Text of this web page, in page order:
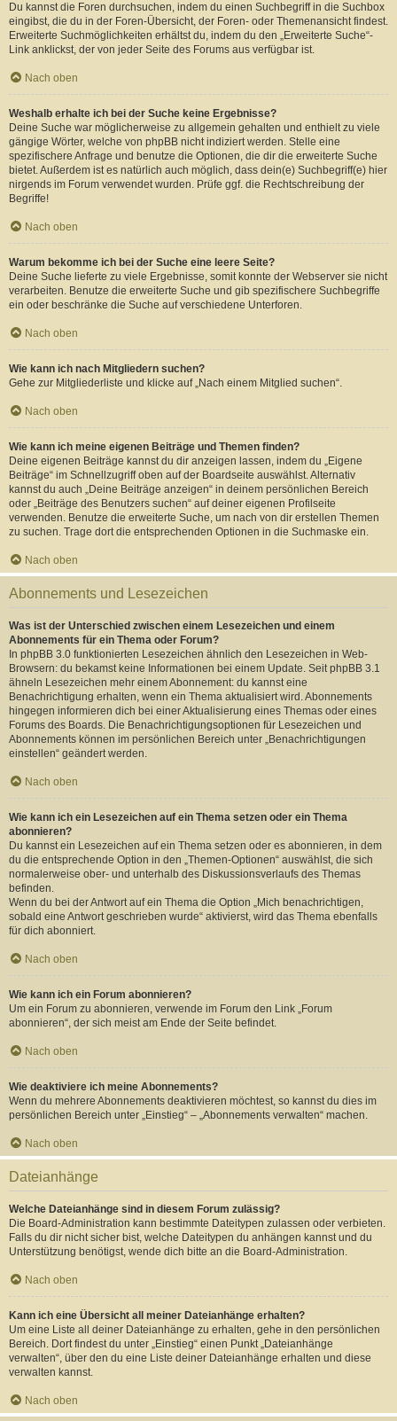
Du kannst die Foren durchsuchen, indem du einen Suchbegriff in die Suchbox
eingibst, die du in der Foren-Übersicht, der Foren- oder Themenansicht findest.
Erweiterte Suchmöglichkeiten erhältst du, indem du den „Erweiterte Suche“-
Link anklickst, der von jeder Seite des Forums aus verfügbar ist.
Nach oben
Weshalb erhalte ich bei der Suche keine Ergebnisse?
Deine Suche war möglicherweise zu allgemein gehalten und enthielt zu viele
gängige Wörter, welche von phpBB nicht indiziert werden. Stelle eine
spezifischere Anfrage und benutze die Optionen, die dir die erweiterte Suche
bietet. Außerdem ist es natürlich auch möglich, dass dein(e) Suchbegriff(e) hier
nirgends im Forum verwendet wurden. Prüfe ggf. die Rechtschreibung der
Begriffe!
Nach oben
Warum bekomme ich bei der Suche eine leere Seite?
Deine Suche lieferte zu viele Ergebnisse, somit konnte der Webserver sie nicht
verarbeiten. Benutze die erweiterte Suche und gib spezifischere Suchbegriffe
ein oder beschränke die Suche auf verschiedene Unterforen.
Nach oben
Wie kann ich nach Mitgliedern suchen?
Gehe zur Mitgliederliste und klicke auf „Nach einem Mitglied suchen“.
Nach oben
Wie kann ich meine eigenen Beiträge und Themen finden?
Deine eigenen Beiträge kannst du dir anzeigen lassen, indem du „Eigene
Beiträge“ im Schnellzugriff oben auf der Boardseite auswählst. Alternativ
kannst du auch „Deine Beiträge anzeigen“ in deinem persönlichen Bereich
oder „Beiträge des Benutzers suchen“ auf deiner eigenen Profilseite
verwenden. Benutze die erweiterte Suche, um nach von dir erstellen Themen
zu suchen. Trage dort die entsprechenden Optionen in die Suchmaske ein.
Nach oben
Abonnements und Lesezeichen
Was ist der Unterschied zwischen einem Lesezeichen und einem
Abonnements für ein Thema oder Forum?
In phpBB 3.0 funktionierten Lesezeichen ähnlich den Lesezeichen in Web-
Browsern: du bekamst keine Informationen bei einem Update. Seit phpBB 3.1
ähneln Lesezeichen mehr einem Abonnement: du kannst eine
Benachrichtigung erhalten, wenn ein Thema aktualisiert wird. Abonnements
hingegen informieren dich bei einer Aktualisierung eines Themas oder eines
Forums des Boards. Die Benachrichtigungsoptionen für Lesezeichen und
Abonnements können im persönlichen Bereich unter „Benachrichtigungen
einstellen“ geändert werden.
Nach oben
Wie kann ich ein Lesezeichen auf ein Thema setzen oder ein Thema
abonnieren?
Du kannst ein Lesezeichen auf ein Thema setzen oder es abonnieren, in dem
du die entsprechende Option in den „Themen-Optionen“ auswählst, die sich
normalerweise ober- und unterhalb des Diskussionsverlaufs des Themas
befinden.
Wenn du bei der Antwort auf ein Thema die Option „Mich benachrichtigen,
sobald eine Antwort geschrieben wurde“ aktivierst, wird das Thema ebenfalls
für dich abonniert.
Nach oben
Wie kann ich ein Forum abonnieren?
Um ein Forum zu abonnieren, verwende im Forum den Link „Forum
abonnieren“, der sich meist am Ende der Seite befindet.
Nach oben
Wie deaktiviere ich meine Abonnements?
Wenn du mehrere Abonnements deaktivieren möchtest, so kannst du dies im
persönlichen Bereich unter „Einstieg“ – „Abonnements verwalten“ machen.
Nach oben
Dateianhänge
Welche Dateianhänge sind in diesem Forum zulässig?
Die Board-Administration kann bestimmte Dateitypen zulassen oder verbieten.
Falls du dir nicht sicher bist, welche Dateitypen du anhängen kannst und du
Unterstützung benötigst, wende dich bitte an die Board-Administration.
Nach oben
Kann ich eine Übersicht all meiner Dateianhänge erhalten?
Um eine Liste all deiner Dateianhänge zu erhalten, gehe in den persönlichen
Bereich. Dort findest du unter „Einstieg“ einen Punkt „Dateianhänge
verwalten“, über den du eine Liste deiner Dateianhänge erhalten und diese
verwalten kannst.
Nach oben